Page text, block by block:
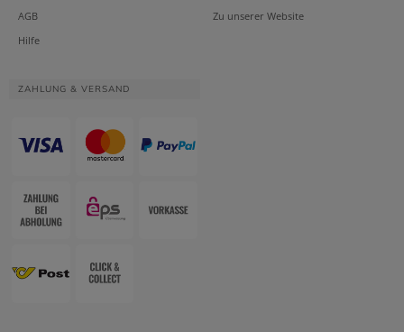
AGB
Hilfe
Zu unserer Website
ZAHLUNG & VERSAND